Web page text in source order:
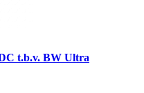
t.b.v. BW Ultra